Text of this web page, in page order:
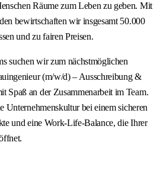
Räume zum Leben zu geben. Mit
bewirtschaften wir insgesamt 50.000
und zu fairen Preisen.
suchen wir zum nächstmöglichen
(m/w/d) – Ausschreibung &
Spaß an der Zusammenarbeit im Team.
Unternehmenskultur bei einem sicheren
und eine Work-Life-Balance, die Ihrer